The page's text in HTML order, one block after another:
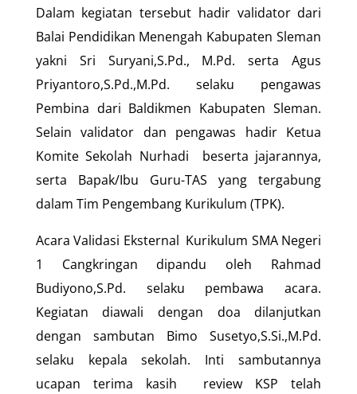
Dalam kegiatan tersebut hadir validator dari
Balai Pendidikan Menengah Kabupaten Sleman
yakni Sri Suryani,S.Pd., M.Pd. serta Agus
Priyantoro,S.Pd.,M.Pd. selaku pengawas
Pembina dari Baldikmen Kabupaten Sleman.
Selain validator dan pengawas hadir Ketua
Komite Sekolah Nurhadi beserta jajarannya,
serta Bapak/Ibu Guru-TAS yang tergabung
dalam Tim Pengembang Kurikulum (TPK).
Acara Validasi Eksternal Kurikulum SMA Negeri
1 Cangkringan dipandu oleh Rahmad
Budiyono,S.Pd. selaku pembawa acara.
Kegiatan diawali dengan doa dilanjutkan
dengan sambutan Bimo Susetyo,S.Si.,M.Pd.
selaku kepala sekolah. Inti sambutannya
ucapan terima kasih review KSP telah